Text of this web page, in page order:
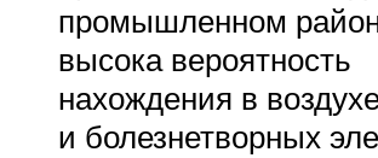
промышленном
высока вероятность
нахождения в
и болезнетворных